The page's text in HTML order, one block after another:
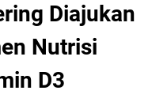
Diajukan
Nutrisi
D3